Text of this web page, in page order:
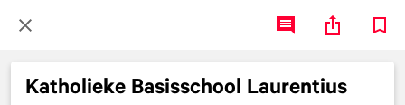
Katholieke Basisschool Laurentius